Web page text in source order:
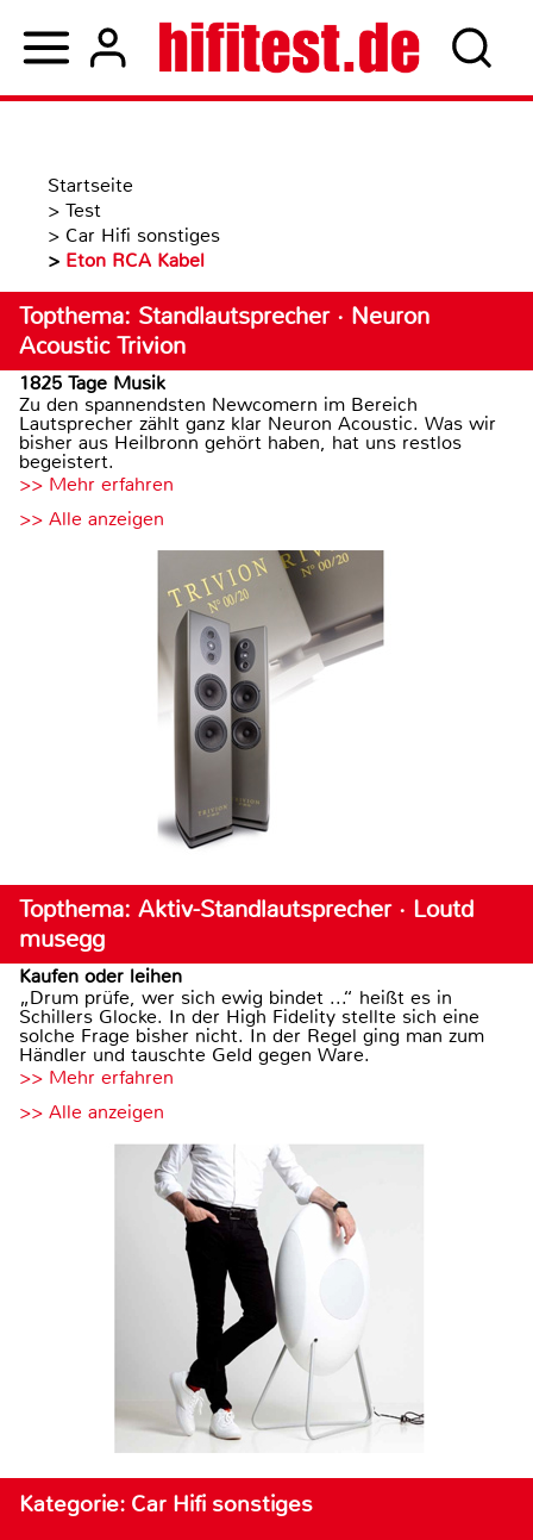
Startseite
> Test
> Car Hifi sonstiges
> Eton RCA Kabel
Topthema: Standlautsprecher · Neuron
Acoustic Trivion
1825 Tage Musik
Zu den spannendsten Newcomern im Bereich
Lautsprecher zählt ganz klar Neuron Acoustic. Was wir
bisher aus Heilbronn gehört haben, hat uns restlos
begeistert.
>> Mehr erfahren
>> Alle anzeigen
Topthema: Aktiv-Standlautsprecher · Loutd
musegg
Kaufen oder leihen
„Drum prüfe, wer sich ewig bindet ...“ heißt es in
Schillers Glocke. In der High Fidelity stellte sich eine
solche Frage bisher nicht. In der Regel ging man zum
Händler und tauschte Geld gegen Ware.
>> Mehr erfahren
>> Alle anzeigen
Kategorie: Car Hifi sonstiges